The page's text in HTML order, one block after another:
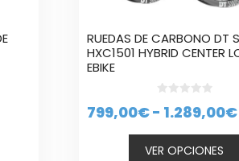
RUEDAS DE CARBONO DT
HXC1501 HYBRID CENTER
EBIKE
d
799,00€- 1.289,00€
VER OPCIONES
página
de